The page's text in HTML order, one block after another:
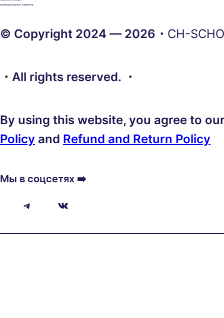
Identification Number: 322769134
© Copyright 2024 — 2026・ CH-
・All rights reserved. ・
By using this website, you agree to
Policy and Refund and Return Policy
Мы в соцсетях ➡️